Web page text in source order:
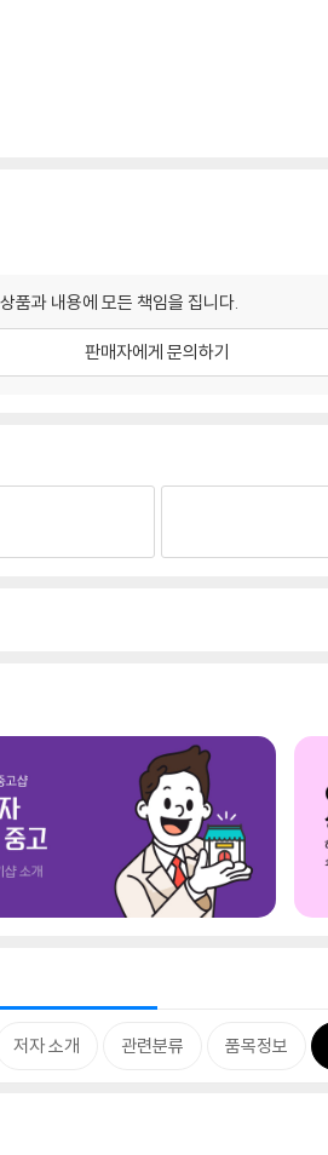
품과 내용에 모든 책임을 집니다.
판매자에게 문의하기
저자 소개 관련분류 품목정보